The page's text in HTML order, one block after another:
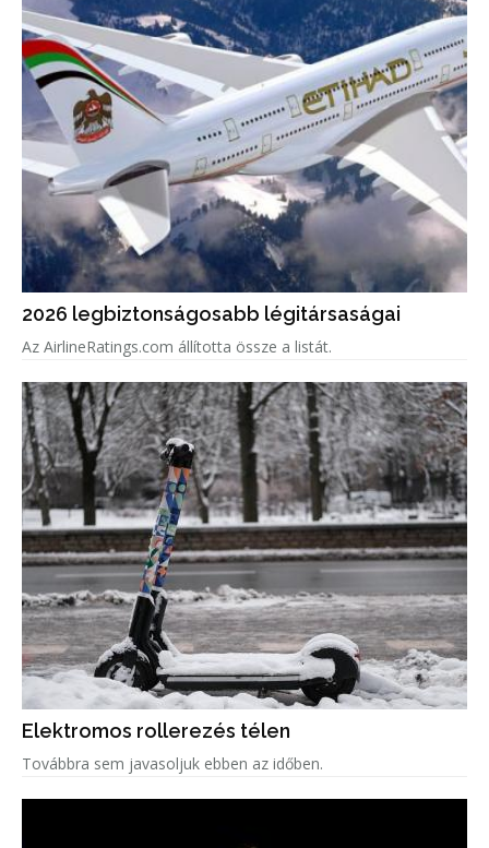
2026 legbiztonságosabb légitársaságai
Az AirlineRatings.com állította össze a listát.
Elektromos rollerezés télen
Továbbra sem javasoljuk ebben az időben.